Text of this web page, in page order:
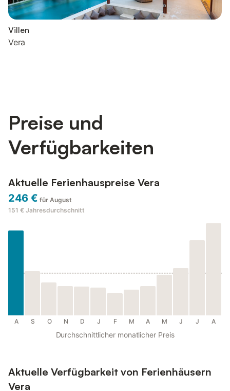
Villen
Vera
Preise und
Verfügbarkeiten
Aktuelle Ferienhauspreise Vera
246 € für August
151 € Jahresdurchschnitt
A S O N D J F M A M J J A
Durchschnittlicher monatlicher Preis
Aktuelle Verfügbarkeit von Ferienhäusern
Vera